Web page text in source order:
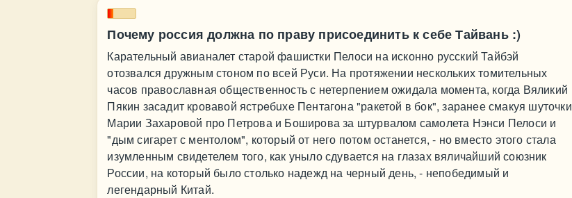
Почему россия должна по праву присоединить к себе Тайвань :)
Карательный авианалет старой фaшистки Пелоси на исконно русский Тайбэй
отозвался дружным стоном по всей Руси. На протяжении нескольких томительных
часов православная общественность с нетерпением ожидала момента, когда Вяликий
Пякин засадит кровавой ястpeбuхе Пентагона "ракетой в бок", заранее смакуя шуточки
Марии Захаровой про Петрова и Боширова за штурвалом самолета Нэнси Пелоси и
"дым сигарет с ментолом", который от него потом останется, - но вместо этого стала
изумленным свидетелем того, как уныло сдувается на глазах вяличайший союзник
России, на который было столько надежд на черный день, - непобедимый и
легендарный Китай.